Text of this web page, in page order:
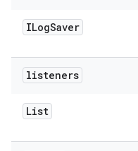
ILogSaver
listeners
List